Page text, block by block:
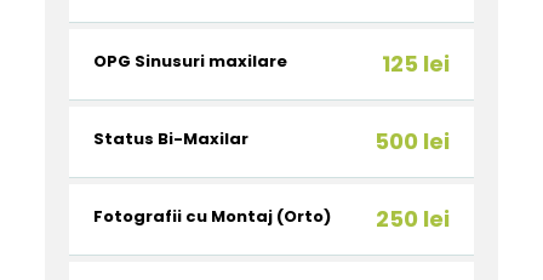
OPG Sinusuri maxilare 125 lei
Status Bi-Maxilar 500 lei
Fotografii cu Montaj (Orto) 250 lei